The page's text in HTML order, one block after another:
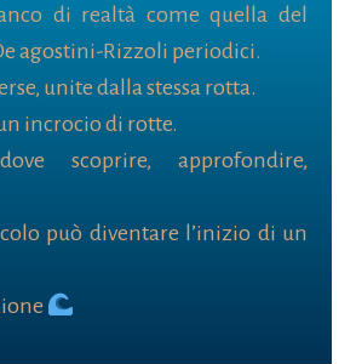
di realtà come quella del
agostini-Rizzoli periodici.
unite dalla stessa rotta.
incrocio di rotte.
scoprire, approfondire,
può diventare l’inizio di un